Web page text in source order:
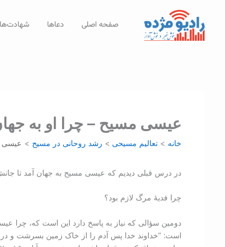
شهادت‌ها دعاها صفحه اصلی
عیسی مسیح – چرا او به
خانه تعالیم مسیحی رشد روحانی در مسيح عیسی
در درس قبلی دیدیم که عیسی مسيح به جهان آمد تا
چرا فدیۀ مرگ لازم بود؟
است: “خداوند خدا پس آدم را از خاک زمین بسرشت و